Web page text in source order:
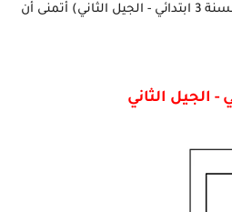
نقدم لكم أعزائنا المتابعين في هذا الموضوع (نموذج امتحان الفصل الثاني (04) الرياضيات للسنة 3 ابتدائي - الجيل الثاني) أتمنى أن